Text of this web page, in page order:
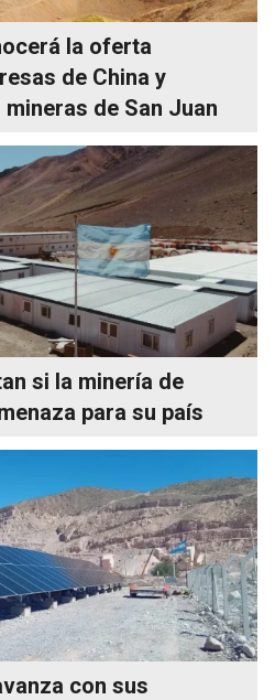
la oferta
de China y
de San Juan
si la minería de
para su país
con sus